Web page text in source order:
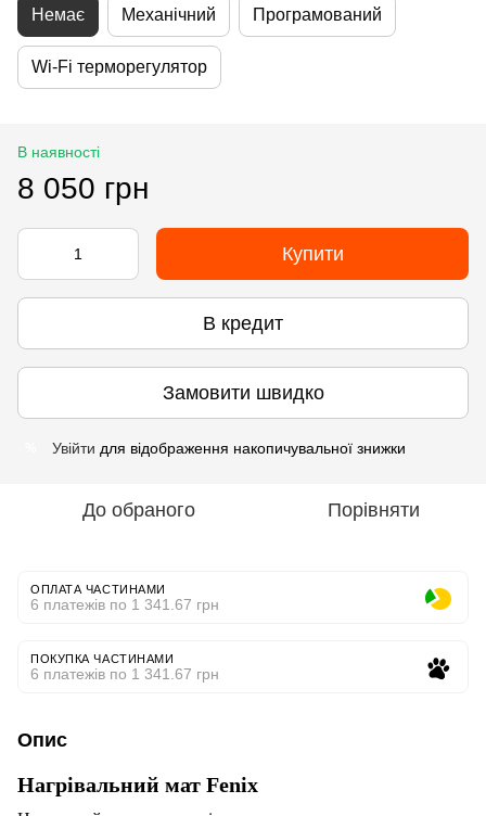
Немає Механічний Програмований
Wi-Fi терморегулятор
В наявності
8 050 грн
Купити
В кредит
Замовити швидко
Увійти для відображення накопичувальної знижки
До обраного Порівняти
ОПЛАТА ЧАСТИНАМИ
6 платежів по 1 341.67 грн
ПОКУПКА ЧАСТИНАМИ
6 платежів по 1 341.67 грн
Опис
Нагрівальний мат Fenix